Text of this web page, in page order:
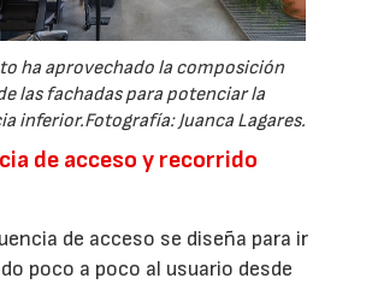
ha aprovechado la composición
las fachadas para potenciar la
inferior.Fotografía: Juanca Lagares.
de acceso y recorrido
de acceso se diseña para ir
poco a poco al usuario desde